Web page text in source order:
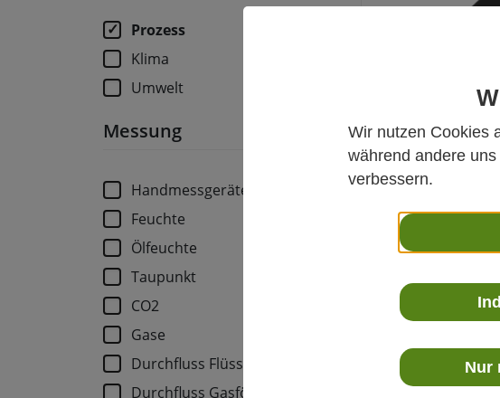
Wir nutzen Cookies
während andere
verbessern.
Nur
Prozess
Klima
Umwelt
Messung
Handmessgeräte
Feuchte
Ölfeuchte
Taupunkt
CO2
Gase
Durchfluss Flüssig
Durchfluss Gasförmig
HMT370EX -
ER
Eigensichere